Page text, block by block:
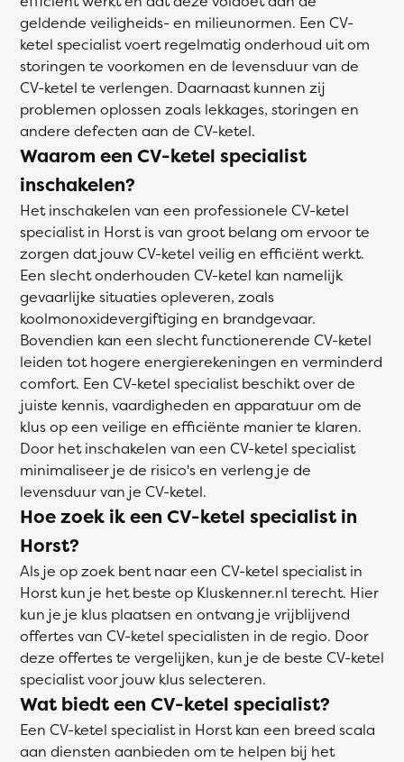
geldende veiligheids- en milieunormen. Een CV-
ketel specialist voert regelmatig onderhoud uit om
storingen te voorkomen en de levensduur van de
CV-ketel te verlengen. Daarnaast kunnen zij
problemen oplossen zoals lekkages, storingen en
andere defecten aan de CV-ketel.
Waarom een CV-ketel specialist
inschakelen?
Het inschakelen van een professionele CV-ketel
specialist in Horst is van groot belang om ervoor te
zorgen dat jouw CV-ketel veilig en efficiënt werkt.
Een slecht onderhouden CV-ketel kan namelijk
gevaarlijke situaties opleveren, zoals
koolmonoxidevergiftiging en brandgevaar.
Bovendien kan een slecht functionerende CV-ketel
leiden tot hogere energierekeningen en verminderd
comfort. Een CV-ketel specialist beschikt over de
juiste kennis, vaardigheden en apparatuur om de
klus op een veilige en efficiënte manier te klaren.
Door het inschakelen van een CV-ketel specialist
minimaliseer je de risico's en verleng je de
levensduur van je CV-ketel.
Hoe zoek ik een CV-ketel specialist in
Horst?
Als je op zoek bent naar een CV-ketel specialist in
Horst kun je het beste op Kluskenner.nl terecht. Hier
kun je je klus plaatsen en ontvang je vrijblijvend
offertes van CV-ketel specialisten in de regio. Door
deze offertes te vergelijken, kun je de beste CV-ketel
specialist voor jouw klus selecteren.
Wat biedt een CV-ketel specialist?
Een CV-ketel specialist in Horst kan een breed scala
aan diensten aanbieden om te helpen bij het